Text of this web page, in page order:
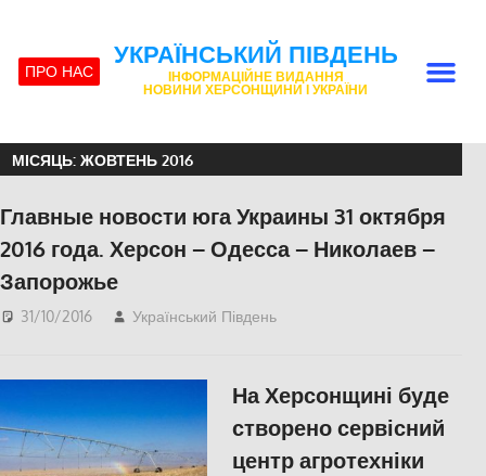
ПРО НАС
УКРАЇНСЬКИЙ ПІВДЕНЬ
ІНФОРМАЦІЙНЕ ВИДАННЯ
НОВИНИ ХЕРСОНЩИНИ І УКРАЇНИ
МІСЯЦЬ:ЖОВТЕНЬ 2016
Главные новости юга Украины 31 октября
2016 года. Херсон – Одесса – Николаев –
Запорожье
31/10/2016 Український Південь
На Херсонщині буде
створено сервісний
центр агротехніки